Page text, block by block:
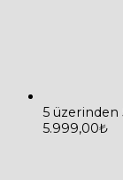
5 üzerinden
5.999,00₺